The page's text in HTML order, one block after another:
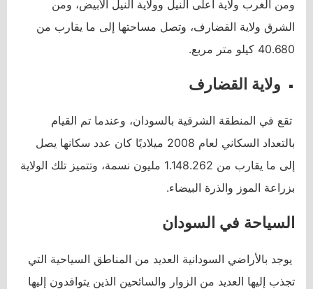
ومن الغرب ولاية أعلى النيل وولاية النيل الأبيض، ومن
الشرق ولاية القضارف، وتصل مساحتها إلى ما يقارب من
40.680 كيلو متر مربع.
ولاية القضارف
تقع في المنطقة الشرقية بالسودان، وعندما تم القيام
بالتعداد السكاني لعام 2008 ميلاديًا كان عدد سكانها يصل
إلى ما يقارب من 1.148.262 مليون نسمة، وتتميز تلك الولاية
بزراعة الموز والذرة البيضاء.
السياحة في السودان
يوجد بالأراضي السودانية العديد من المناطق السياحية التي
تجذب إليها العديد من الزوار والسائحين الذين يتوافدون إليها